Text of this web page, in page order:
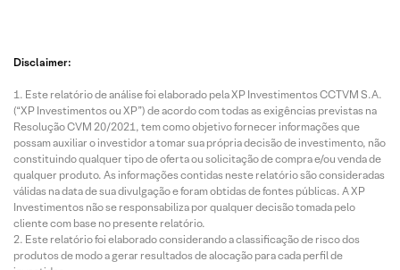
Disclaimer:
Este relatório de análise foi elaborado pela XP Investimentos CCTVM S.A.
(“XP Investimentos ou XP”) de acordo com todas as exigências previstas na
Resolução CVM 20/2021, tem como objetivo fornecer informações que
possam auxiliar o investidor a tomar sua própria decisão de investimento, não
constituindo qualquer tipo de oferta ou solicitação de compra e/ou venda de
qualquer produto. As informações contidas neste relatório são consideradas
válidas na data de sua divulgação e foram obtidas de fontes públicas. A XP
Investimentos não se responsabiliza por qualquer decisão tomada pelo
cliente com base no presente relatório.
Este relatório foi elaborado considerando a classificação de risco dos
produtos de modo a gerar resultados de alocação para cada perfil de